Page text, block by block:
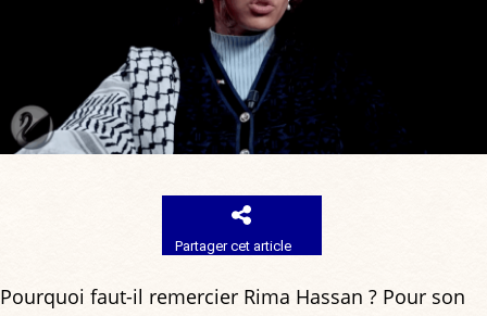
Partager cet article
Pourquoi faut-il remercier Rima Hassan ? Pour son